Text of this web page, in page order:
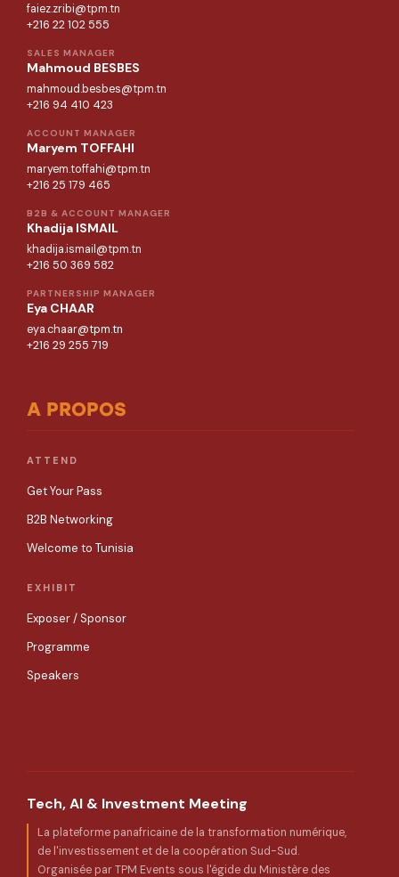
faiez.zribi@tpm.tn
+216 22 102 555
SALES MANAGER
Mahmoud BESBES
mahmoud.besbes@tpm.tn
+216 94 410 423
ACCOUNT MANAGER
Maryem TOFFAHI
maryem.toffahi@tpm.tn
+216 25 179 465
B2B & ACCOUNT MANAGER
Khadija ISMAIL
khadija.ismail@tpm.tn
+216 50 369 582
PARTNERSHIP MANAGER
Eya CHAAR
eya.chaar@tpm.tn
+216 29 255 719
A PROPOS
ATTEND
Get Your Pass
B2B Networking
Welcome to Tunisia
EXHIBIT
Exposer / Sponsor
Programme
Speakers
Tech, AI & Investment Meeting
La plateforme panafricaine de la transformation numérique,
de l'investissement et de la coopération Sud-Sud.
Organisée par TPM Events sous l'égide du Ministère des